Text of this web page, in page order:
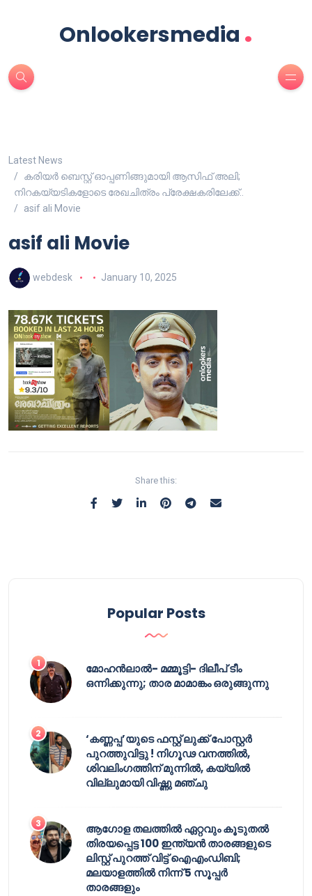
Onlookersmedia .
Latest News
കരിയർ ബെസ്റ്റ് ഓപ്പണിങ്ങുമായി ആസിഫ് അലി;
നിറകയ്യടികളോടെ രേഖചിത്രം പ്രേക്ഷകരിലേക്ക്..
asif ali Movie
asif ali Movie
webdesk January 10, 2025
Share this:
Popular Posts
മോഹൻലാൽ- മമ്മൂട്ടി- ദിലീപ് ടീം
ഒന്നിക്കുന്നു; താര മാമാങ്കം ഒരുങ്ങുന്നു
‘കണ്ണപ്പ’യുടെ ഫസ്റ്റ് ലുക്ക് പോസ്റ്റർ
പുറത്തുവിട്ടു ! നിഗൂഢ വനത്തിൽ,
ശിവലിംഗത്തിന് മുന്നിൽ, കയ്യിൽ
വില്ലുമായി വിഷ്ണു മഞ്ചു
ആഗോള തലത്തിൽ ഏറ്റവും കൂടുതൽ
തിരയപ്പെട്ട 100 ഇന്ത്യൻ താരങ്ങളുടെ
ലിസ്റ്റ് പുറത്ത് വിട്ട് ഐഎംഡിബി;
മലയാളത്തിൽ നിന്ന് 5 സൂപ്പർ
താരങ്ങളും